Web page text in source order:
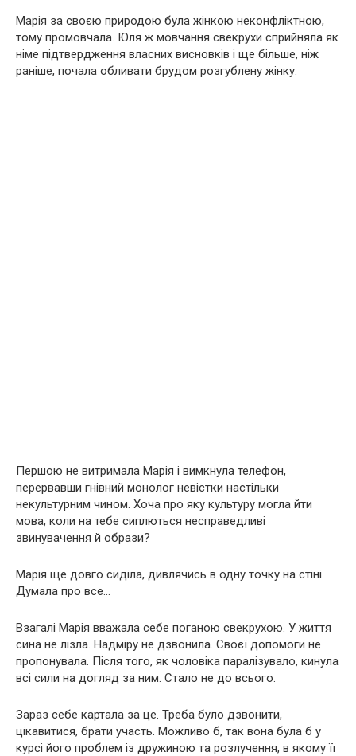
Марія за своєю природою була жінкою неконфліктною,
тому промовчала. Юля ж мовчання свекрухи сприйняла як
німе підтвердження власних висновків і ще більше, ніж
раніше, почала обливати брудом розгублену жінку.
Першою не витримала Марія і вимкнула телефон,
перервавши гнівний монолог невістки настільки
некультурним чином. Хоча про яку культуру могла йти
мова, коли на тебе сиплються несправедливі
звинувачення й образи?
Марія ще довго сиділа, дивлячись в одну точку на стіні.
Думала про все…
Взагалі Марія вважала себе поганою свекрухою. У життя
сина не лізла. Надміру не дзвонила. Своєї допомоги не
пропонувала. Після того, як чоловіка паралізувало, кинула
всі сили на догляд за ним. Стало не до всього.
Зараз себе картала за це. Треба було дзвонити,
цікавитися, брати участь. Можливо б, так вона була б у
курсі його проблем із дружиною та розлучення, в якому її